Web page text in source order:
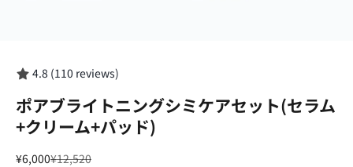
4.8 (110 reviews)
ポアブライトニングシミケアセット(セラム
+クリーム+パッド)
セール価格
¥6,000通常価格
¥12,520